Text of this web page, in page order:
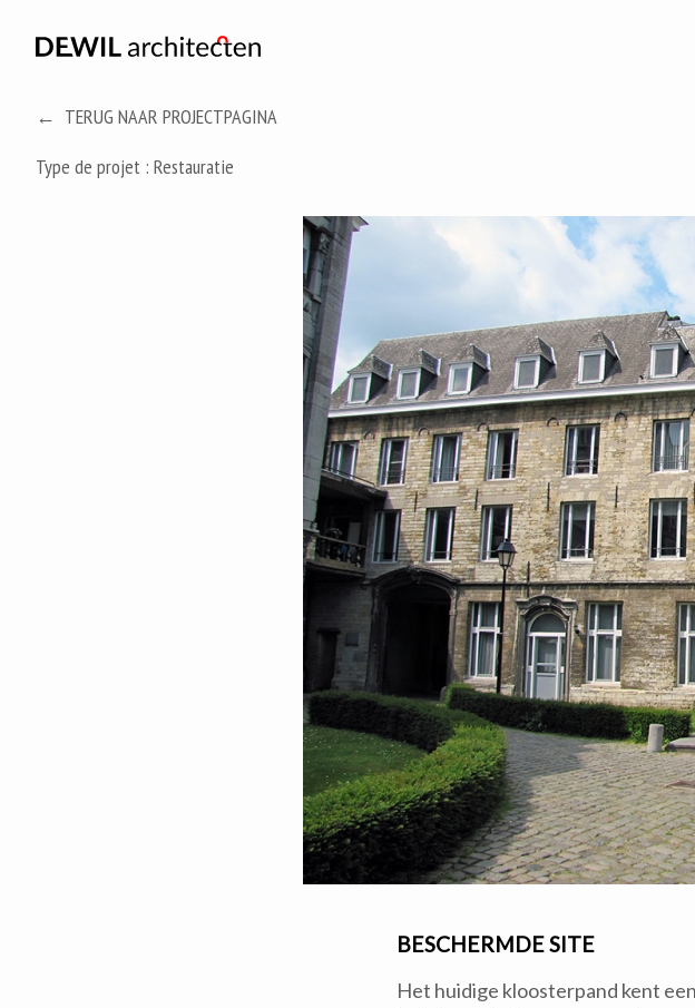
TERUG NAAR PROJECTPAGINA
Type de projet : Restauratie
BESCHERMDE SITE
Het huidige kloosterpand kent